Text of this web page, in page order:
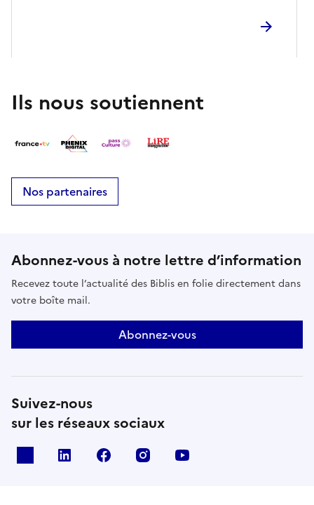
Ils nous soutiennent
Nos partenaires
Abonnez-vous à notre lettre d’information
Recevez toute l’actualité des Biblis en folie directement dans
votre boîte mail.
Abonnez-vous
Suivez-nous
sur les réseaux sociaux
Linkedin Facebook Instagram